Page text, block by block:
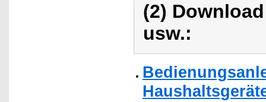
(2)
usw.: